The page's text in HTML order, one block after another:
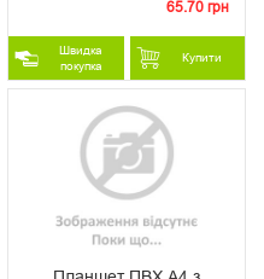
65.70 грн
Швидка
покупка
Купити